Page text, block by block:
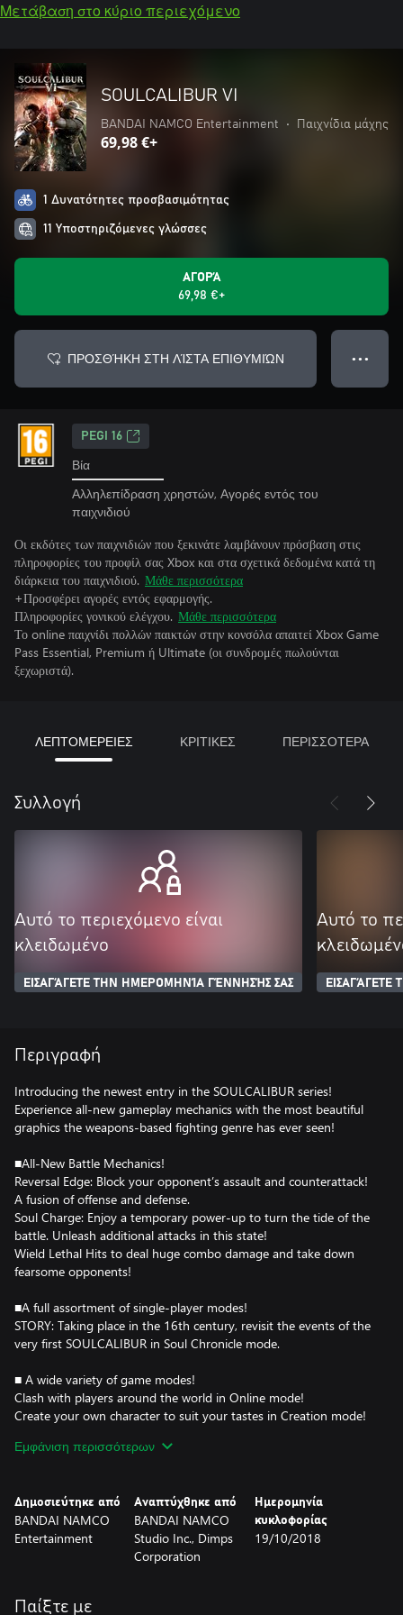
Μετάβαση στο κύριο περιεχόμενο
SOULCALIBUR VI
BANDAI NAMCO Entertainment • Παιχνίδια μάχης
69,98 €+
1 Δυνατότητες προσβασιμότητας
11 Υποστηριζόμενες γλώσσες
ΑΓΟΡΆ
69,98 €+
ΠΡΟΣΘΉΚΗ ΣΤΗ ΛΊΣΤΑ ΕΠΙΘΥΜΙΏΝ ● ● ●
PEGI 16
Βία
Αλληλεπίδραση χρηστών, Αγορές εντός του
παιχνιδιού
Οι εκδότες των παιχνιδιών που ξεκινάτε λαμβάνουν πρόσβαση στις
πληροφορίες του προφίλ σας Xbox και στα σχετικά δεδομένα κατά τη
διάρκεια του παιχνιδιού. Μάθε περισσότερα
+Προσφέρει αγορές εντός εφαρμογής.
Πληροφορίες γονικού ελέγχου. Μάθε περισσότερα
Το online παιχνίδι πολλών παικτών στην κονσόλα απαιτεί Xbox Game
Pass Essential, Premium ή Ultimate (οι συνδρομές πωλούνται
ξεχωριστά).
ΛΕΠΤΟΜΕΡΕΙΕΣ ΚΡΙΤΙΚΕΣ ΠΕΡΙΣΣΟΤΕΡΑ
Συλλογή
Αυτό το περιεχόμενο είναι
κλειδωμένο
ΕΙΣΑΓΆΓΕΤΕ ΤΗΝ ΗΜΕΡΟΜΗΝΊΑ ΓΈΝΝΗΣΉΣ ΣΑΣ
Αυτό το
Περιγραφή
Introducing the newest entry in the SOULCALIBUR series!
Experience all-new gameplay mechanics with the most beautiful
graphics the weapons-based fighting genre has ever seen!
■All-New Battle Mechanics!
Reversal Edge: Block your opponent’s assault and counterattack!
A fusion of offense and defense.
Soul Charge: Enjoy a temporary power-up to turn the tide of the
battle. Unleash additional attacks in this state!
Wield Lethal Hits to deal huge combo damage and take down
fearsome opponents!
■A full assortment of single-player modes!
STORY: Taking place in the 16th century, revisit the events of the
very first SOULCALIBUR in Soul Chronicle mode.
■ A wide variety of game modes!
Clash with players around the world in Online mode!
Create your own character to suit your tastes in Creation mode!
■Guest Character
Εμφάνιση περισσότερων
Δημοσιεύτηκε από
BANDAI NAMCO
Entertainment
Αναπτύχθηκε από
BANDAI NAMCO
Studio Inc., Dimps
Corporation
Ημερομηνία
κυκλοφορίας
19/10/2018
Παίξτε με